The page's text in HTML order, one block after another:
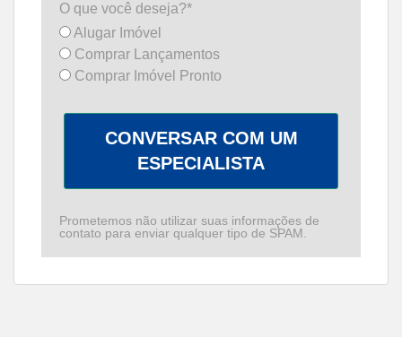
O que você deseja?*
Alugar Imóvel
Comprar Lançamentos
Comprar Imóvel Pronto
CONVERSAR COM UM
ESPECIALISTA
Prometemos não utilizar suas informações de
contato para enviar qualquer tipo de SPAM.